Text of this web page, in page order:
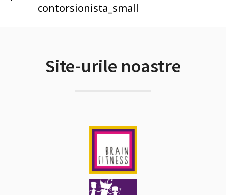
contorsionista_small
Site-urile noastre